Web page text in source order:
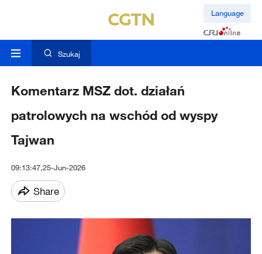
Language
Szukaj
Komentarz MSZ dot. działań
patrolowych na wschód od wyspy
Tajwan
09:13:47,25-Jun-2026
Share